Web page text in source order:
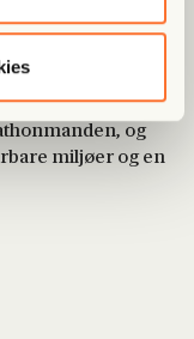
og
miljøer og en